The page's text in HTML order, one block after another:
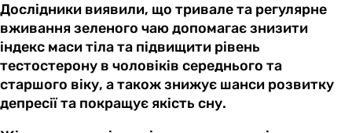
Дослідники виявили, що тривале та регулярне
вживання зеленого чаю допомагає знизити
індекс маси тіла та підвищити рівень
тестостерону в чоловіків середнього та
старшого віку, а також знижує шанси розвитку
депресії та покращує якість сну.